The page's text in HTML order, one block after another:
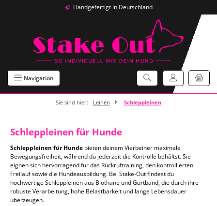
Zum Hauptinhalt springenHandgefertigt in Deutschland
Navigation
Sie sind hier: Leinen Schleppleinen
Schleppleinen für Hunde
Schleppleinen für Hunde bieten deinem Vierbeiner maximale
Bewegungsfreiheit, während du jederzeit die Kontrolle behältst. Sie
eignen sich hervorragend für das Rückruftraining, den kontrollierten
Freilauf sowie die Hundeausbildung. Bei Stake-Out findest du
hochwertige Schleppleinen aus Biothane und Gurtband, die durch ihre
robuste Verarbeitung, hohe Belastbarkeit und lange Lebensdauer
überzeugen.